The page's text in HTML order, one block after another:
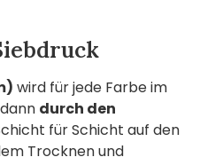
wird für jede Farbe im
durch den
für Schicht auf den
Trocknen und